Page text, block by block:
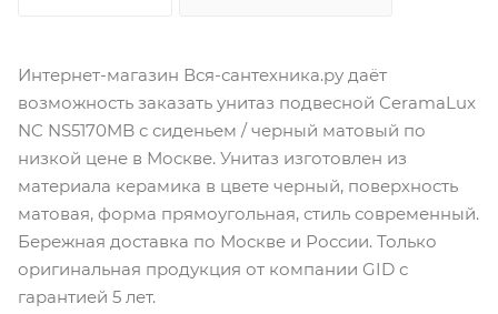
Интернет-магазин Вся-сантехника.ру даёт
возможность заказать унитаз подвесной CeramaLux
NC NS5170MB с сиденьем / черный матовый по
низкой цене в Москве. Унитаз изготовлен из
материала керамика в цвете черный, поверхность
матовая, форма прямоугольная, стиль современный.
Бережная доставка по Москве и России. Только
оригинальная продукция от компании GID с
гарантией 5 лет.